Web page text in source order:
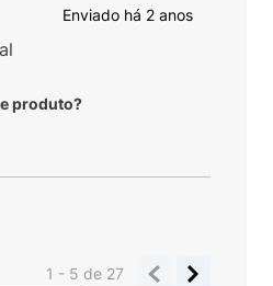
Enviado há 2 anos
produto?
1 - 5de 27